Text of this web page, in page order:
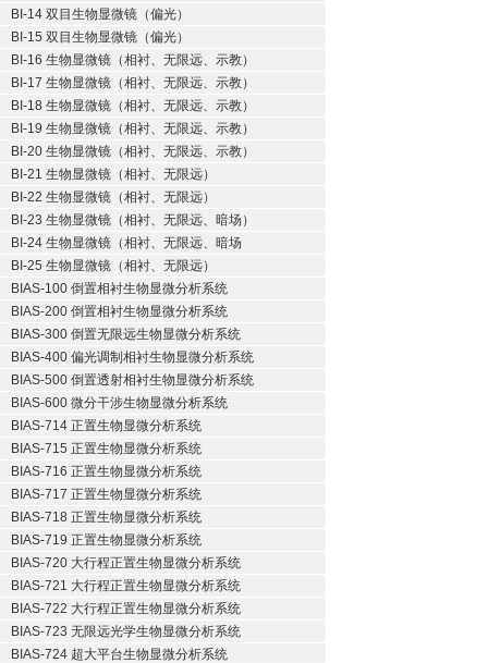
BI-14 双目生物显微镜（偏光）
BI-15 双目生物显微镜（偏光）
BI-16 生物显微镜（相衬、无限远、示教）
BI-17 生物显微镜（相衬、无限远、示教）
BI-18 生物显微镜（相衬、无限远、示教）
BI-19 生物显微镜（相衬、无限远、示教）
BI-20 生物显微镜（相衬、无限远、示教）
BI-21 生物显微镜（相衬、无限远）
BI-22 生物显微镜（相衬、无限远）
BI-23 生物显微镜（相衬、无限远、暗场）
BI-24 生物显微镜（相衬、无限远、暗场
BI-25 生物显微镜（相衬、无限远）
BIAS-100 倒置相衬生物显微分析系统
BIAS-200 倒置相衬生物显微分析系统
BIAS-300 倒置无限远生物显微分析系统
BIAS-400 偏光调制相衬生物显微分析系统
BIAS-500 倒置透射相衬生物显微分析系统
BIAS-600 微分干涉生物显微分析系统
BIAS-714 正置生物显微分析系统
BIAS-715 正置生物显微分析系统
BIAS-716 正置生物显微分析系统
BIAS-717 正置生物显微分析系统
BIAS-718 正置生物显微分析系统
BIAS-719 正置生物显微分析系统
BIAS-720 大行程正置生物显微分析系统
BIAS-721 大行程正置生物显微分析系统
BIAS-722 大行程正置生物显微分析系统
BIAS-723 无限远光学生物显微分析系统
BIAS-724 超大平台生物显微分析系统